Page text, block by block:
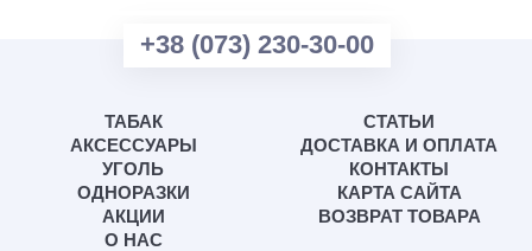
+38 (073) 230-30-00
ТАБАК
АКСЕССУАРЫ
УГОЛЬ
ОДНОРАЗКИ
АКЦИИ
О НАС
СТАТЬИ
ДОСТАВКА И ОПЛАТА
КОНТАКТЫ
КАРТА САЙТА
ВОЗВРАТ ТОВАРА